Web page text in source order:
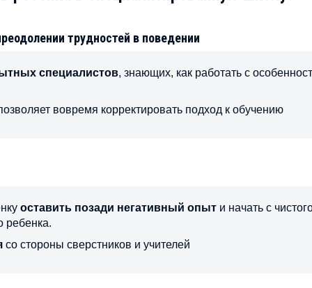
трудностей в поведении
специалистов, знающих, как работать с
вовремя корректировать подход к обучению
оставить позади негативный опыт и начать с
ребенка.
со стороны сверстников и учителей